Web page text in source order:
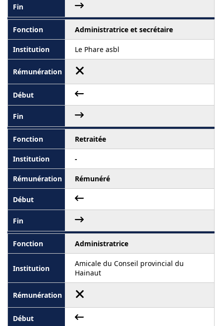
Administratrice et secrétaire
Le Phare asbl
Retraitée
-
Rémunéré
Administratrice
Amicale du Conseil provincial du
Hainaut